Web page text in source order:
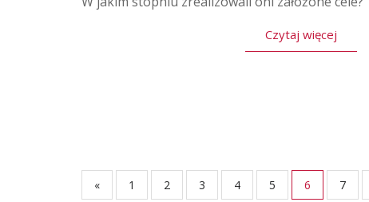
Czytaj więcej
« 1 2 3 4 5 6 7